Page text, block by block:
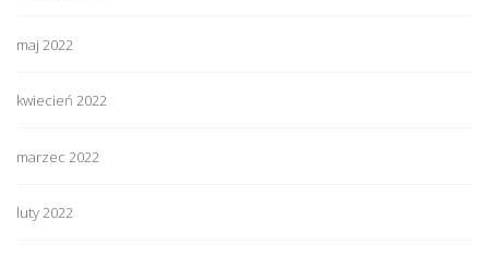
maj 2022
kwiecień 2022
marzec 2022
luty 2022